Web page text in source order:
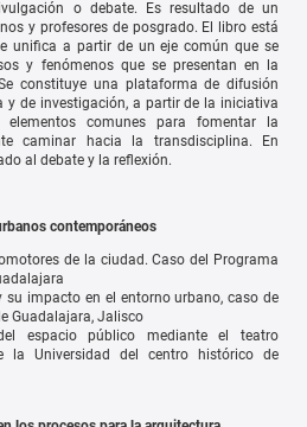
o debate. Es resultado de un
y profesores de posgrado. El libro está
unifica a partir de un eje común que se
y fenómenos que se presentan en la
constituye una plataforma de difusión
de investigación, a partir de la iniciativa
comunes para fomentar la
caminar hacia la transdisciplina. En
al debate y la reflexión.
contemporáneos
de la ciudad. Caso del Programa
su impacto en el entorno urbano, caso de
Guadalajara, Jalisco
espacio público mediante el teatro
la Universidad del centro histórico de